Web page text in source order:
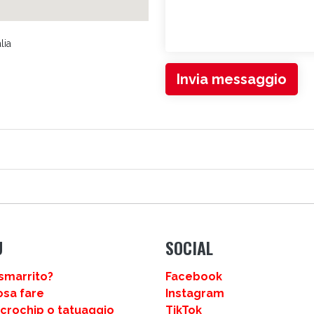
Invia messaggio
fare
o tatuaggio
SOCIAL
Facebook
Instagram
TikTok